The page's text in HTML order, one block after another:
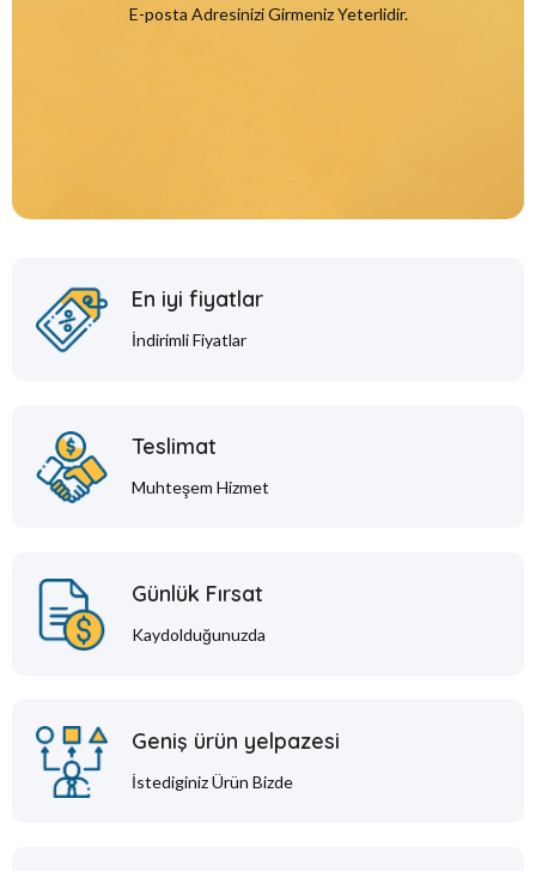
E-posta Adresinizi Girmeniz Yeterlidir.
En iyi fiyatlar
İndirimli Fiyatlar
Teslimat
Muhteşem Hizmet
Günlük Fırsat
Kaydolduğunuzda
Geniş ürün yelpazesi
İstediginiz Ürün Bizde